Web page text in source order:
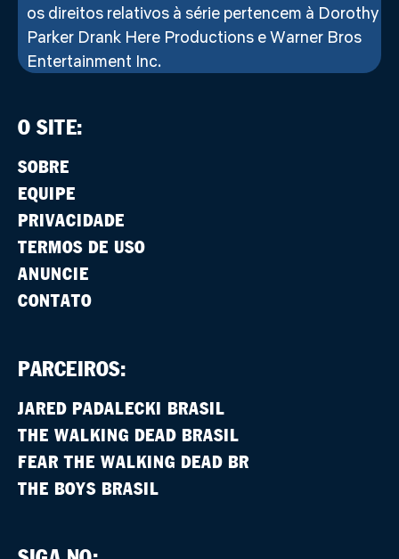
os direitos relativos à série pertencem à Dorothy
Parker Drank Here Productions e Warner Bros
Entertainment Inc.
O SITE:
SOBRE
EQUIPE
PRIVACIDADE
TERMOS DE USO
ANUNCIE
CONTATO
PARCEIROS:
JARED PADALECKI BRASIL
THE WALKING DEAD BRASIL
FEAR THE WALKING DEAD BR
THE BOYS BRASIL